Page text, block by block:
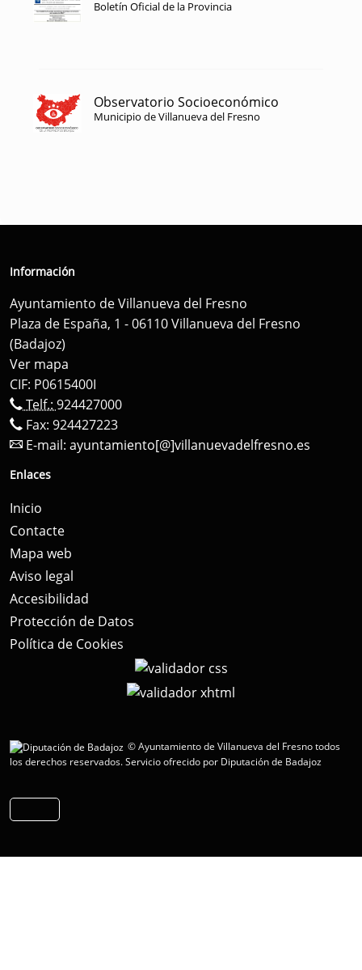
Boletín Oficial de la Provincia
Observatorio Socioeconómico
Municipio de Villanueva del Fresno
Información
Ayuntamiento de Villanueva del Fresno
Plaza de España, 1 - 06110 Villanueva del Fresno
(Badajoz)
Ver mapa
CIF: P0615400I
Telf.: 924427000
Fax: 924427223
E-mail: ayuntamiento[@]villanuevadelfresno.es
Enlaces
Inicio
Contacte
Mapa web
Aviso legal
Accesibilidad
Protección de Datos
Política de Cookies
© Ayuntamiento de Villanueva del Fresno todos
los derechos reservados.Servicio ofrecido por Diputación de Badajoz